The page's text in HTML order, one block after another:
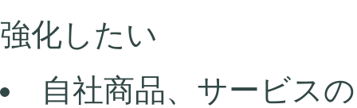
強化したい
自社商品、サービスの